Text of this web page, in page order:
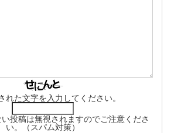
れた文字を入力してください。
投稿は無視されますのでご注意くださ
い。（スパム対策）